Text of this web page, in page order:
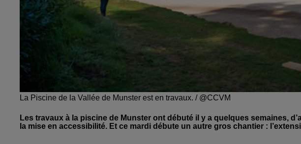
La Piscine de la Vallée de Munster est en travaux. / @CCVM
Les travaux à la piscine de Munster ont débuté il y a quelques semaines,
la mise en accessibilité. Et ce mardi débute un autre gros chantier :